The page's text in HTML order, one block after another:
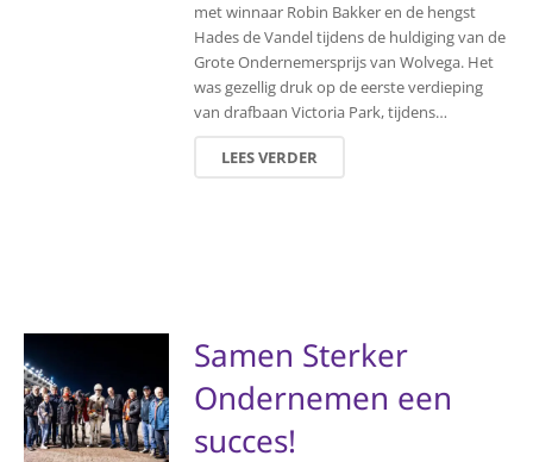
met winnaar Robin Bakker en de hengst
Hades de Vandel tijdens de huldiging van de
Grote Ondernemersprijs van Wolvega. Het
was gezellig druk op de eerste verdieping
van drafbaan Victoria Park, tijdens…
LEES VERDER
Samen Sterker
Ondernemen een
succes!